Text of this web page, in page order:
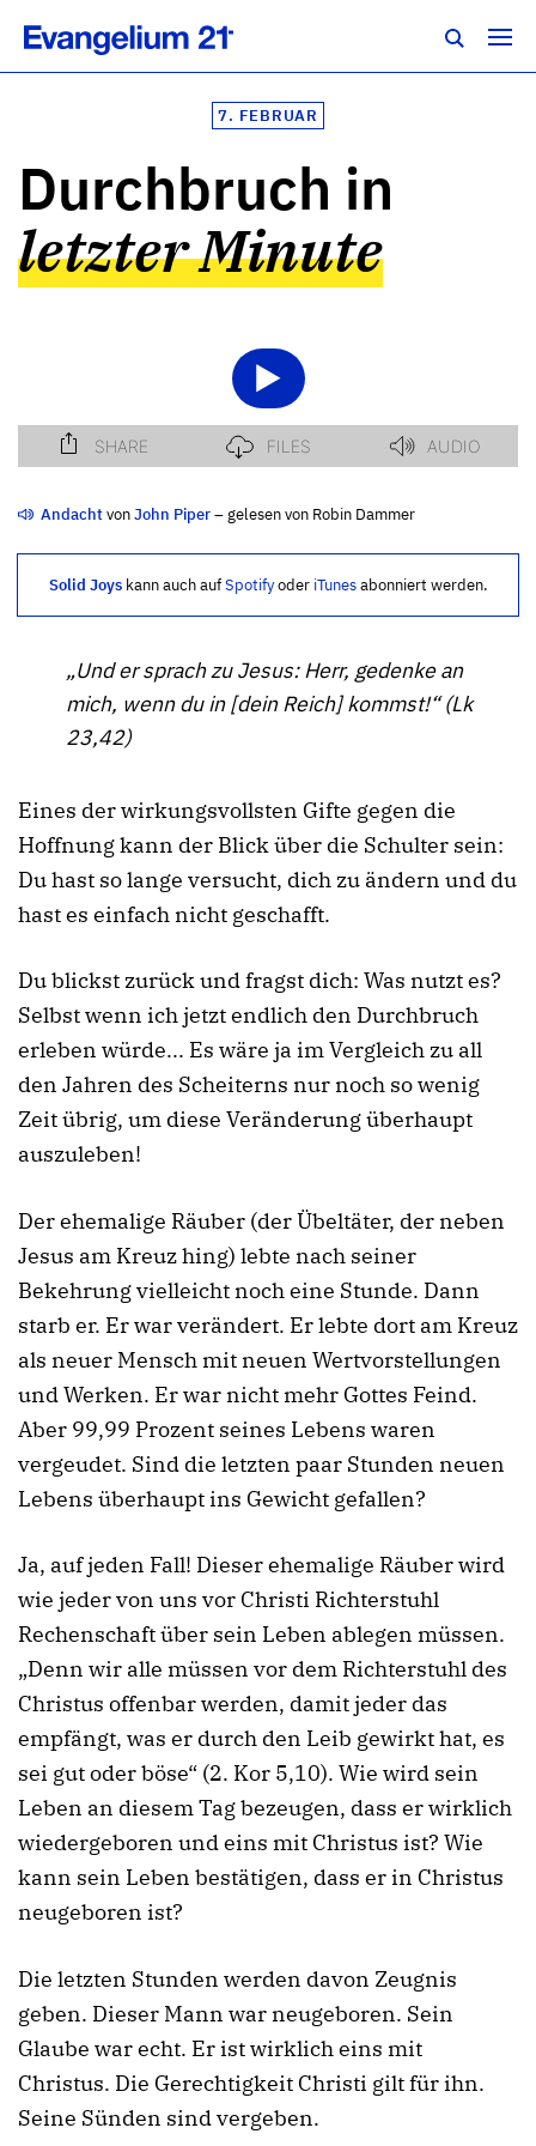
7. FEBRUAR
Durchbruch in
letzter Minute
AndachtvonJohn Piper– gelesen von Robin Dammer
Solid Joyskann auch aufSpotifyoder iTunesabonniert werden.
„Und er sprach zu Jesus: Herr, gedenke an
mich, wenn du in [dein Reich] kommst!“ (Lk
23,42)
Eines der wirkungsvollsten Gifte gegen die
Hoffnung kann der Blick über die Schulter sein:
Du hast so lange versucht, dich zu ändern und du
hast es einfach nicht geschafft.
Du blickst zurück und fragst dich: Was nutzt es?
Selbst wenn ich jetzt endlich den Durchbruch
erleben würde... Es wäre ja im Vergleich zu all
den Jahren des Scheiterns nur noch so wenig
Zeit übrig, um diese Veränderung überhaupt
auszuleben!
Der ehemalige Räuber (der Übeltäter, der neben
Jesus am Kreuz hing) lebte nach seiner
Bekehrung vielleicht noch eine Stunde. Dann
starb er. Er war verändert. Er lebte dort am Kreuz
als neuer Mensch mit neuen Wertvorstellungen
und Werken. Er war nicht mehr Gottes Feind.
Aber 99,99 Prozent seines Lebens waren
vergeudet. Sind die letzten paar Stunden neuen
Lebens überhaupt ins Gewicht gefallen?
Ja, auf jeden Fall! Dieser ehemalige Räuber wird
wie jeder von uns vor Christi Richterstuhl
Rechenschaft über sein Leben ablegen müssen.
„Denn wir alle müssen vor dem Richterstuhl des
Christus offenbar werden, damit jeder das
empfängt, was er durch den Leib gewirkt hat, es
sei gut oder böse“ (2. Kor 5,10). Wie wird sein
Leben an diesem Tag bezeugen, dass er wirklich
wiedergeboren und eins mit Christus ist? Wie
kann sein Leben bestätigen, dass er in Christus
neugeboren ist?
Die letzten Stunden werden davon Zeugnis
geben. Dieser Mann war neugeboren. Sein
Glaube war echt. Er ist wirklich eins mit
Christus. Die Gerechtigkeit Christi gilt für ihn.
Seine Sünden sind vergeben.